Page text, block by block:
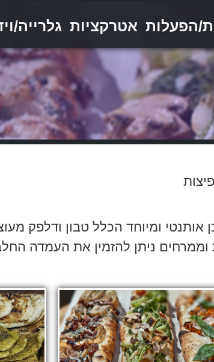
הפעלות אטרקציות גלרייה/
ומיוחד הכלל טבון ודלפק
וממרחים ניתן להזמין את העמדה